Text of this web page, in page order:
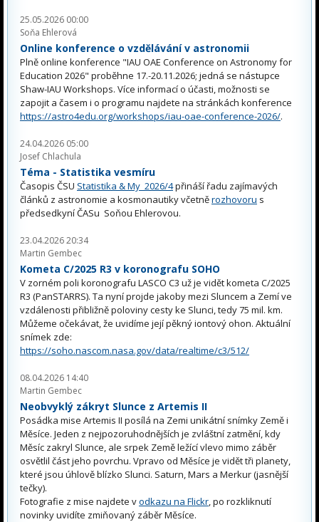
25.05.2026 00:00
Soňa Ehlerová
Online konference o vzdělávání v astronomii
Plně online konference "IAU OAE Conference on Astronomy for
Education 2026" proběhne 17.-20.11.2026; jedná se nástupce
Shaw-IAU Workshops. Více informací o účasti, možnosti se
zapojit a časem i o programu najdete na stránkách konference
https://astro4edu.org/workshops/iau-oae-conference-2026/.
24.04.2026 05:00
Josef Chlachula
Téma - Statistika vesmíru
Časopis ČSU Statistika & My 2026/4přináší řadu zajímavých
článků z astronomie a kosmonautiky včetněrozhovoru s
předsedkyní ČASu Soňou Ehlerovou.
23.04.2026 20:34
Martin Gembec
Kometa C/2025 R3 v koronografu SOHO
V zorném poli koronografu LASCO C3 už je vidět kometa C/2025
R3 (PanSTARRS). Ta nyní projde jakoby mezi Sluncem a Zemí ve
vzdálenosti přibližně poloviny cesty ke Slunci, tedy 75 mil. km.
Můžeme očekávat, že uvidíme její pěkný iontový ohon. Aktuální
snímek zde:
https://soho.nascom.nasa.gov/data/realtime/c3/512/
08.04.2026 14:40
Martin Gembec
Neobvyklý zákryt Slunce z Artemis II
Posádka mise Artemis II posílá na Zemi unikátní snímky Země i
Měsíce. Jeden z nejpozoruhodnějších je zvláštní zatmění, kdy
Měsíc zakryl Slunce, ale srpek Země ležící vlevo mimo záběr
osvětlil část jeho povrchu. Vpravo od Měsíce je vidět tři planety,
které jsou úhlově blízko Slunci. Saturn, Mars a Merkur (jasnější
tečky).
Fotografie z mise najdete vodkazu na Flickr, po rozkliknutí
novinky uvidíte zmiňovaný záběr Měsíce.